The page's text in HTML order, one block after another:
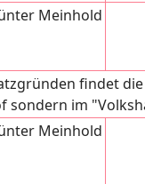
Meinhold
findet
sondern im
Meinhold